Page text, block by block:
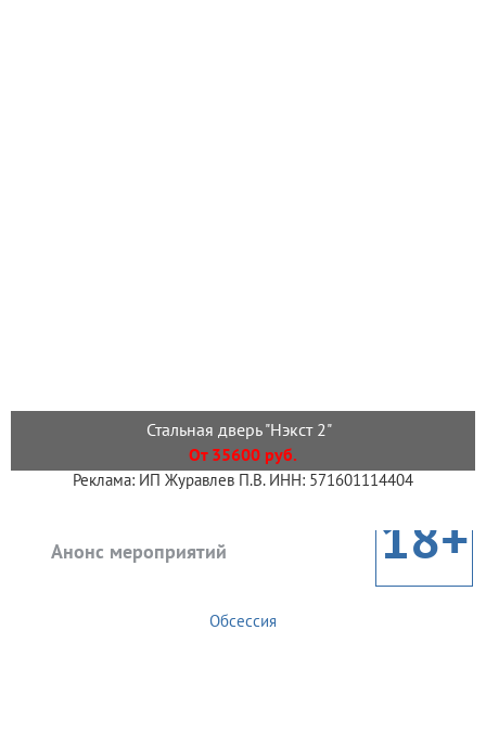
Стальная дверь "Нэкст 2"
От 35600 руб.
Реклама: ИП Журавлев П.В. ИНН: 571601114404
Анонс мероприятий 18+
Обсессия